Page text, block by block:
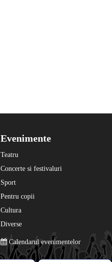
Evenimente
Teatru
Concerte si festivaluri
Sport
Pentru copii
Cultura
Diverse
Calendarul evenimentelor